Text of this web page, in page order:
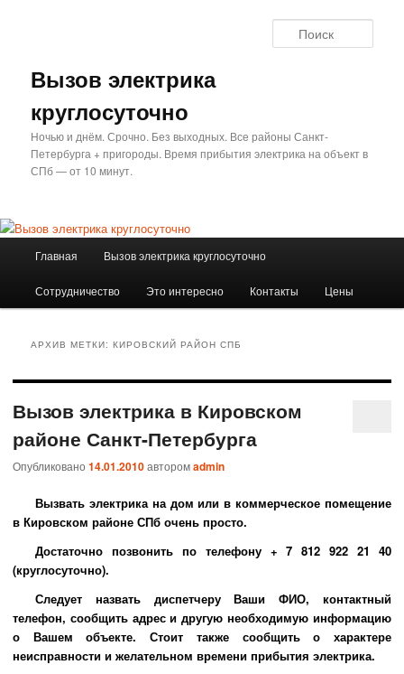
Вызов электрика
круглосуточно
Ночью и днём. Срочно. Без выходных. Все районы Санкт-
Петербурга + пригороды. Время прибытия электрика на объект в
СПб — от 10 минут.
Главная Вызов электрика круглосуточно
Сотрудничество Это интересно Контакты Цены
АРХИВ МЕТКИ:КИРОВСКИЙ РАЙОН СПБ
Вызов электрика в Кировском
районе Санкт-Петербурга
Опубликовано14.01.2010авторомadmin
Вызвать электрика на дом или в коммерческое помещение
в Кировском районе СПб очень просто.
Достаточно позвонить по телефону + 7 812 922 21 40
(круглосуточно).
Следует назвать диспетчеру Ваши ФИО, контактный
телефон, сообщить адрес и другую необходимую информацию
о Вашем объекте. Стоит также сообщить о характере
неисправности и желательном времени прибытия электрика.